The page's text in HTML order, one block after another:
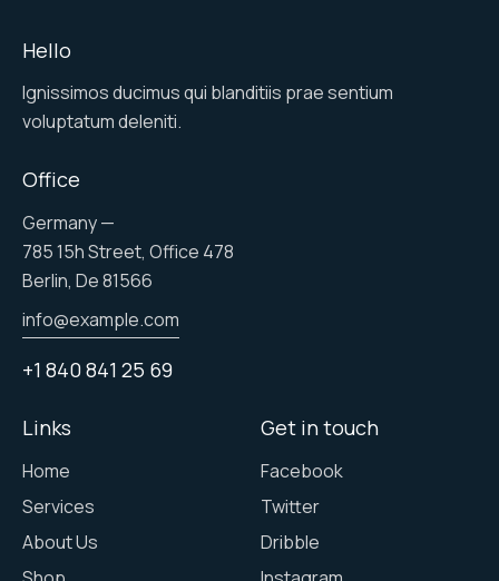
Hello
Ignissimos ducimus qui blanditiis prae sentium
voluptatum deleniti.
Office
Germany —
785 15h Street, Office 478
Berlin, De 81566
info@example.com
+1 840 841 25 69
Links
Home
Services
About Us
Get in touch
Facebook
Twitter
Dribble